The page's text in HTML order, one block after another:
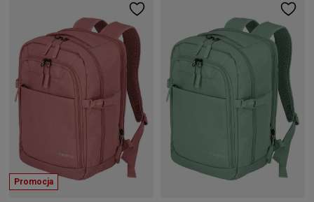
Promocja